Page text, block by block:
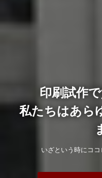
印刷試作
私たちはあら
いざという時にココ